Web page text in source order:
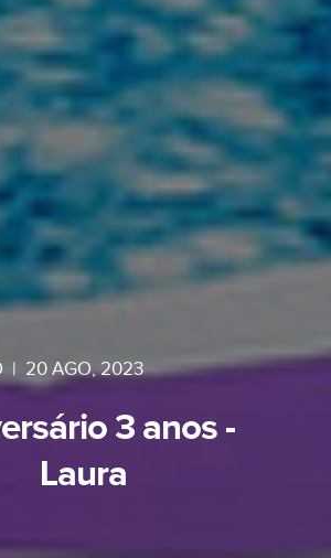
| 20 AGO, 2023
3 anos -
Laura